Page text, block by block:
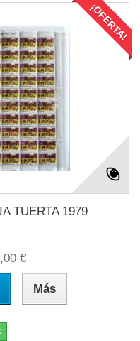
¡OFERTA!
TUERTA 1979
€
Más